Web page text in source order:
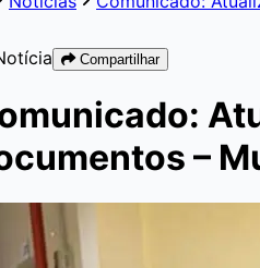
Compartilhar
–